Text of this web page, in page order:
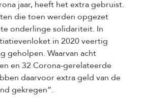
jaar, heeft het extra gebruist.
die toen werden opgezet
onderlinge solidariteit. In
in 2020 veertig
geholpen. Waarvan acht
en 32 Corona-gerelateerde
daarvoor extra geld van de
gekregen”.